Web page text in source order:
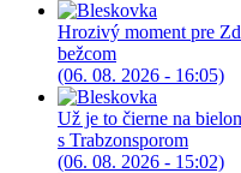
Hrozivý moment pre
bežcom
(06. 08. 2026 - 16:05)
Už je to čierne na
s Trabzonsporom
(06. 08. 2026 - 15:02)